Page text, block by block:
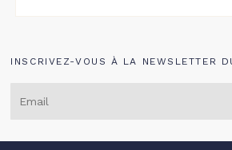
INSCRIVEZ-VOUS À LA NEWSLETTER